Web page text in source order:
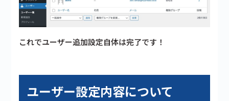
これでユーザー追加設定自体は完了です！
ユーザー設定内容について